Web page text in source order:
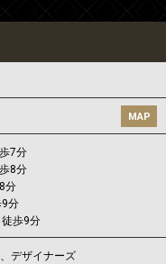
MAP
7分
8分
分
9分
徒歩9分
デザイナーズ